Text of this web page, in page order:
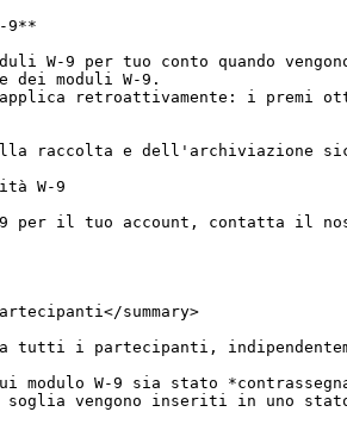
9**
W-9 per tuo conto quando
dei moduli W-9.
retroattivamente: i premi
raccolta e dell'archiviazione
W-9
per il tuo account, contatta il
summary>
tutti i partecipanti,
W-9 sia stato
soglia vengono inseriti in uno